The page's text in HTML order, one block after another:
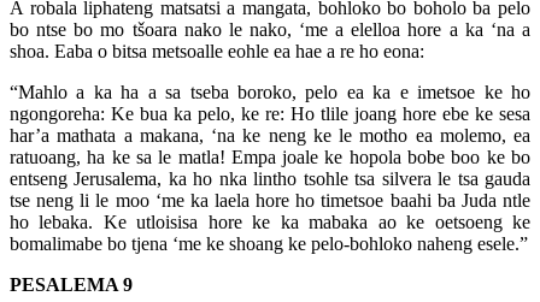
A robala liphateng matsatsi a mangata, bohloko bo boholo ba pelo
bo ntse bo mo tšoara nako le nako, ‘me a elelloa hore a ka ‘na a
shoa. Eaba o bitsa metsoalle eohle ea hae a re ho eona:
“Mahlo a ka ha a sa tseba boroko, pelo ea ka e imetsoe ke ho
ngongoreha: Ke bua ka pelo, ke re: Ho tlile joang hore ebe ke sesa
har’a mathata a makana, ‘na ke neng ke le motho ea molemo, ea
ratuoang, ha ke sa le matla! Empa joale ke hopola bobe boo ke bo
entseng Jerusalema, ka ho nka lintho tsohle tsa silvera le tsa gauda
tse neng li le moo ‘me ka laela hore ho timetsoe baahi ba Juda ntle
ho lebaka. Ke utloisisa hore ke ka mabaka ao ke oetsoeng ke
bomalimabe bo tjena ‘me ke shoang ke pelo-bohloko naheng esele.”
PESALEMA 9